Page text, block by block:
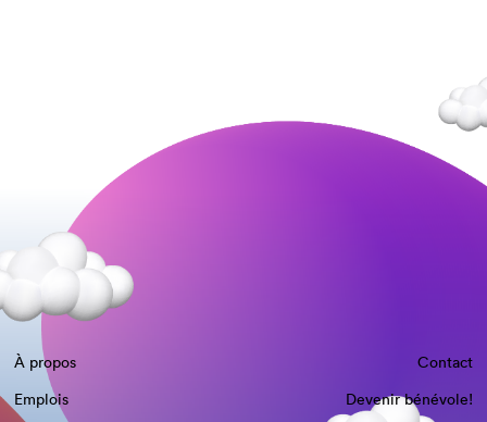
À propos
Contact
Emplois
Devenir bénévole!